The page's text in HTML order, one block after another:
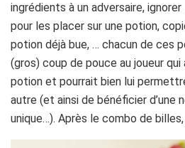
ingrédients à un adversaire,
pour les placer sur une potion,
potion déjà bue, … chacun de ces
(gros) coup de pouce au joueur
potion et pourrait bien lui
autre (et ainsi de bénéficier d’une
unique…). Après le combo de